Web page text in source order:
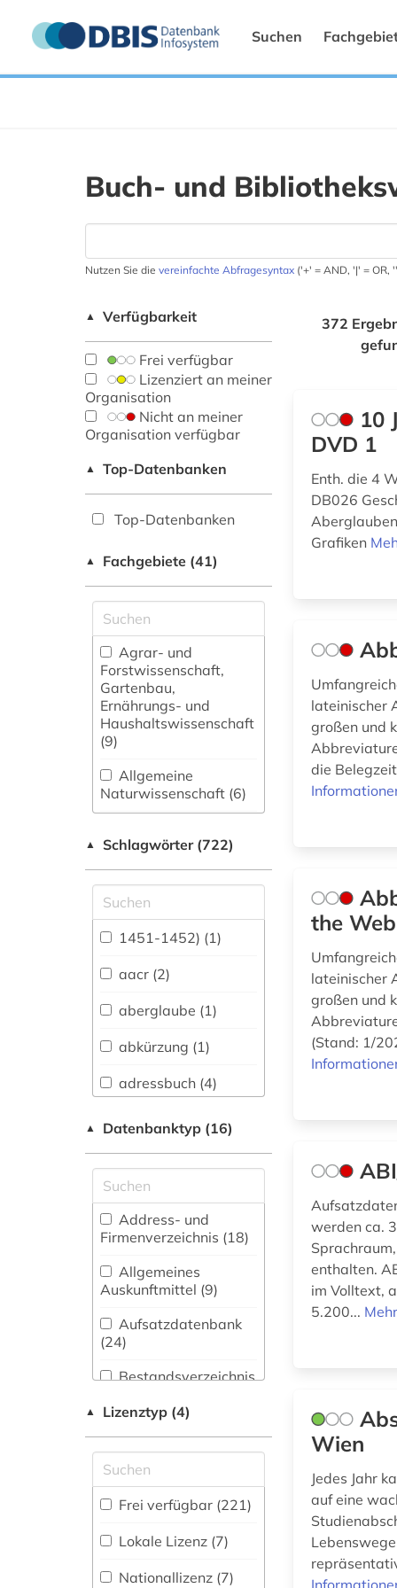
Suchen
Buch- und
Nutzen Sie die vereinfachte Abfragesyntax ('+' = AND, '|' = OR,
▲ Verfügbarkeit
Frei verfügbar
Lizenziert an meiner
Organisation
Nicht an meiner
Organisation verfügbar
▲ Top-Datenbanken
Top-Datenbanken
▲ Fachgebiete (41)
Agrar- und
Forstwissenschaft,
Gartenbau,
Ernährungs- und
Haushaltswissenschaft
(9)
Allgemeine
Naturwissenschaft (6)
fachübergreifende
Allgemeine und
vergleichende Sprach-
und
Literaturwissenschaft.
Indogermanistik.
Außereuropäische
Sprachen und
Literaturen (45)
Anglistik.
Amerikanistik (26)
Vermessungswesen
(18)
Biologie,
Buch- und
Bibliothekswesen,
Informationswissenschaft
(372)
Chemie und
Elektrotechnik,
Elektronik,
Nachrichtentechnik (5)
Energietechnik (4)
Ethnologie (27)
Geographie (19)
▲ Schlagwörter (722)
1451-1452) (1)
aacr (2)
aberglaube (1)
abkürzung (1)
adressbuch (4)
adresse (3)
adreßbuch (2)
afrika (1)
akademie der
bildenden künste (1)
albrecht (1)
allgemeines
bibliothekswesen (1)
altbestand (2)
alte drucke (2)
alte landesschule
korbach (1)
▲ Datenbanktyp (16)
Address- und
Firmenverzeichnis (18)
Allgemeines
Auskunftmittel (9)
Aufsatzdatenbank
(24)
Bestandsverzeichnis
Buchhandelsverzeichnis
Disziplinäre
Repositorien (1
▲ Lizenztyp (4)
Frei verfügbar (221)
Lokale Lizenz (7)
Nationallizenz (7)
372
10
DVD 1
Enth. die 4
DB026
Grafiken
lateinischer
großen und
die
the Web
lateinischer
großen und
(Stand: 1/
werden ca.
enthalten.
im Volltext,
5.200...
Wien
Jedes Jahr
auf eine